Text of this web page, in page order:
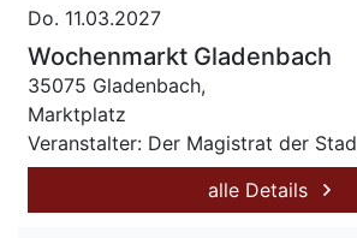
Do. 11.03.2027
Wochenmarkt Gladenbach
35075 Gladenbach,
Marktplatz
Veranstalter: Der Magistrat der
alle Details